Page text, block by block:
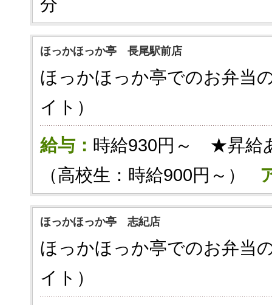
ほっかほっか亭 長尾駅前店
ほっかほっか亭でのお弁当
イト）
給与： 時給930円～ ★昇給
（高校生：時給900円～）
ほっかほっか亭 志紀店
ほっかほっか亭でのお弁当
イト）